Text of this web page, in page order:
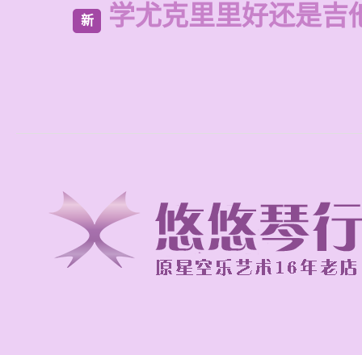
新 学尤克里里好还是吉